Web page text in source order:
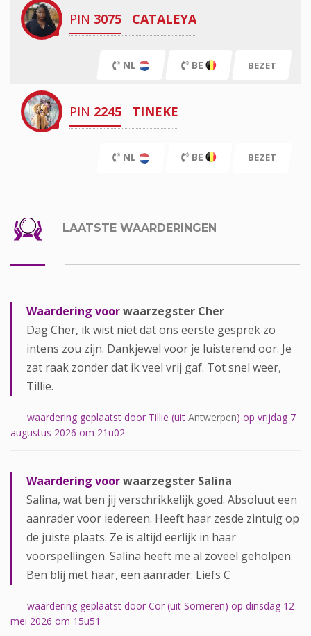
PIN 3075 CATALEYA
NL BE BEZET
PIN 2245 TINEKE
NL BE BEZET
LAATSTE WAARDERINGEN
Waardering voorwaarzegster Cher
Dag Cher, ik wist niet dat ons eerste gesprek zo
intens zou zijn. Dankjewel voor je luisterend oor. Je
zat raak zonder dat ik veel vrij gaf. Tot snel weer,
Tillie.
waardering geplaatst door Tillie (uit Antwerpen) op vrijdag 7
augustus 2026 om 21u02
Waardering voorwaarzegster Salina
Salina, wat ben jij verschrikkelijk goed. Absoluut een
aanrader voor iedereen. Heeft haar zesde zintuig op
de juiste plaats. Ze is altijd eerlijk in haar
voorspellingen. Salina heeft me al zoveel geholpen.
Ben blij met haar, een aanrader. Liefs C
waardering geplaatst door Cor (uit Someren) op dinsdag 12
mei 2026 om 15u51